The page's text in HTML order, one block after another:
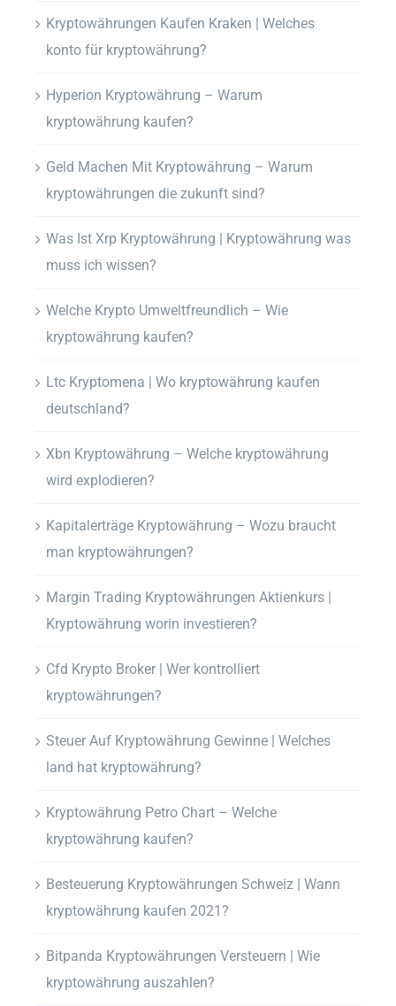
Kryptowährungen Kaufen Kraken | Welches
konto für kryptowährung?
Hyperion Kryptowährung – Warum
kryptowährung kaufen?
Geld Machen Mit Kryptowährung – Warum
kryptowährungen die zukunft sind?
Was Ist Xrp Kryptowährung | Kryptowährung was
muss ich wissen?
Welche Krypto Umweltfreundlich – Wie
kryptowährung kaufen?
Ltc Kryptomena | Wo kryptowährung kaufen
deutschland?
Xbn Kryptowährung – Welche kryptowährung
wird explodieren?
Kapitalerträge Kryptowährung – Wozu braucht
man kryptowährungen?
Margin Trading Kryptowährungen Aktienkurs |
Kryptowährung worin investieren?
Cfd Krypto Broker | Wer kontrolliert
kryptowährungen?
Steuer Auf Kryptowährung Gewinne | Welches
land hat kryptowährung?
Kryptowährung Petro Chart – Welche
kryptowährung kaufen?
Besteuerung Kryptowährungen Schweiz | Wann
kryptowährung kaufen 2021?
Bitpanda Kryptowährungen Versteuern | Wie
kryptowährung auszahlen?